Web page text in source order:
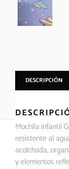
DESCRIPCIÓN
Mochila infantil
resistente al
acolchada,
y elementos